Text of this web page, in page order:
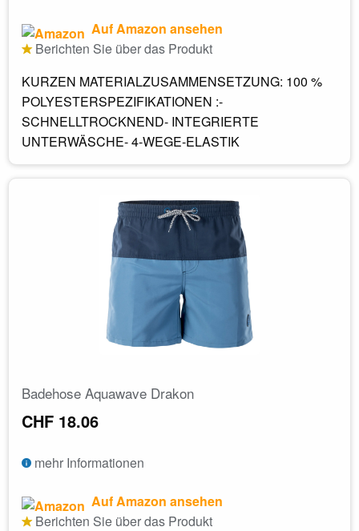
Auf Amazon ansehen
Berichten Sie über das Produkt
KURZEN MATERIALZUSAMMENSETZUNG: 100 %
POLYESTERSPEZIFIKATIONEN :-
SCHNELLTROCKNEND- INTEGRIERTE
UNTERWÄSCHE- 4-WEGE-ELASTIK
Badehose Aquawave Drakon
CHF 18.06
mehr Informationen
Auf Amazon ansehen
Berichten Sie über das Produkt